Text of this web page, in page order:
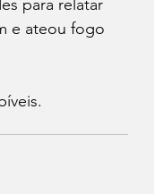
para relatar
e ateou fogo